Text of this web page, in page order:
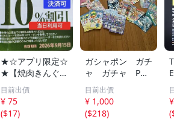
★☆アプリ限定☆
★【焼肉きんぐ】
平日いつでもクー
ポン 10%割引券
9月15日まで Pay
Pay・クレカ決済
目前出價
¥ 75
($17)
ガシャポン ガチ
ャ ガチャ POP
ポップ 台紙
非売品 まとめ
て アンパンマ
ン ポケモン ガ
目前出價
¥ 1,000
($218)
(